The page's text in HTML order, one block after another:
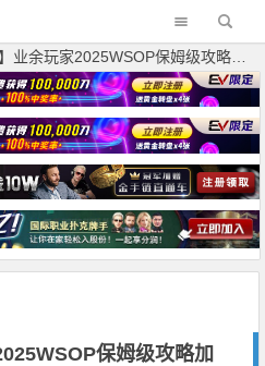
业余玩家2025WSOP保姆级攻略加更版！
保姆级攻略加